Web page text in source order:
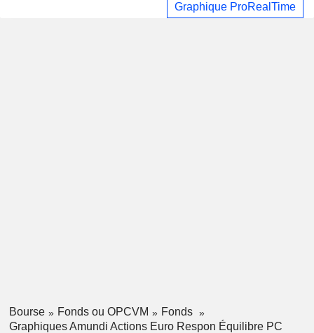
Graphique ProRealTime
Bourse Fonds ou OPCVM
Fonds
Graphiques Amundi Actions Euro Respon Équilibre PC